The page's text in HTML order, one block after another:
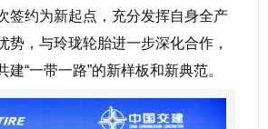
签约为新起点，充分发挥自身全产
势，与玲珑轮胎进一步深化合作，
“一带一路”的新样板和新典范。